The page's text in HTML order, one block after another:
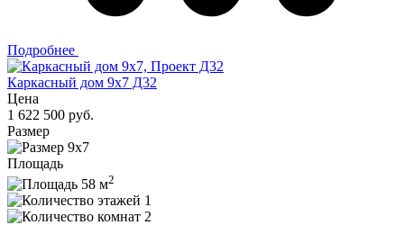
Подробнее
Каркасный дом 9х7 Д32
Цена
1 622 500 руб.
Размер
9х7
Площадь
58 м2
1
2